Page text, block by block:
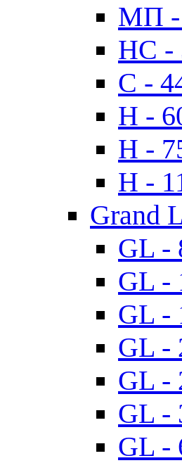
МП -
HC -
C -
H -
H -
H -
Grand
GL -
GL -
GL -
GL -
GL -
GL -
GL -